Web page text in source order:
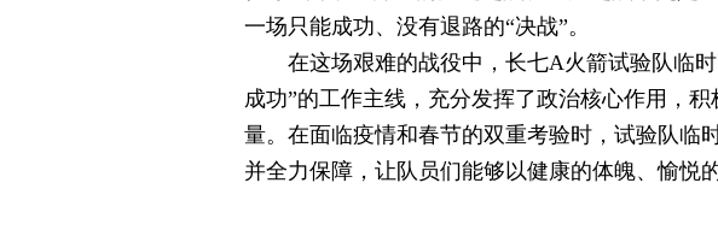
一场只能成功、没有退路的“决战”。
在这场艰难的战役中，长七A火箭试验队临时
成功”的工作主线，充分发挥了政治核心作用，
量。在面临疫情和春节的双重考验时，试验队临
并全力保障，让队员们能够以健康的体魄、愉悦